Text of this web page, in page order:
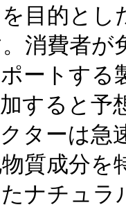
目的と
消費者が
ートす
すると予
ターは
質成分
ナチュラ